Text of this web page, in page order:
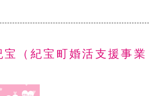
（紀宝町婚活支援事業